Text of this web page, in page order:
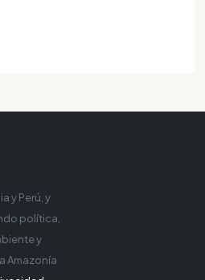
y Perú, y
política,
y
Amazonía